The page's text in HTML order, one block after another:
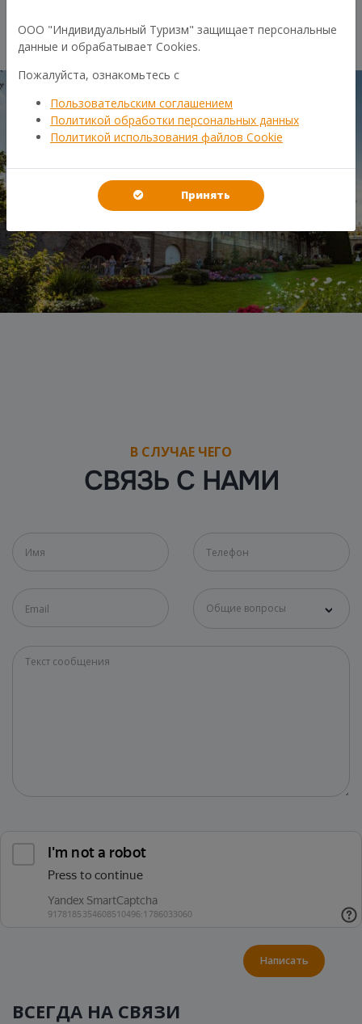
ГАЛЕРЕЯ
В СЛУЧАЕ ЧЕГО
СВЯЗЬ С НАМИ
Общие вопросы
Написать
ВСЕГДА НА СВЯЗИ
ООО "Индивидуальный Туризм" защищает персональные
данные и обрабатывает Cookies.
Пожалуйста, ознакомьтесь с
Пользовательским соглашением
Политикой обработки персональных данных
Политикой использования файлов Cookie
Принять